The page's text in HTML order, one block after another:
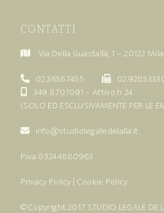
CONTATTI
Via Della Guastalla, 1 – 20122
02.36567455
349 8707091 – Attivo h 24
(SOLO ED ESCLUSIVAMENTE PER LE
info@studiolegaledelalla.it
P.iva 03244880963
Privacy Policy | Cookie Policy
© Copyright 2017 STUDIO LEGALE DE